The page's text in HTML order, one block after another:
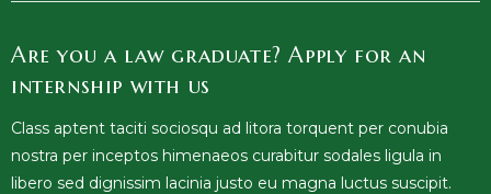
Are you a law graduate? Apply for an
internship with us
Class aptent taciti sociosqu ad litora torquent per conubia
nostra per inceptos himenaeos curabitur sodales ligula in
libero sed dignissim lacinia justo eu magna luctus suscipit.